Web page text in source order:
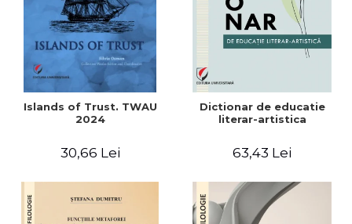
Islands of Trust. TWAU
2024
30,66 Lei
Dictionar de educatie
literar-artistica
63,43 Lei